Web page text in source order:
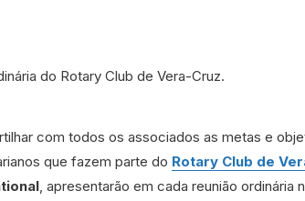
com todos os associados as metas e
que fazem parte do Rotary Club de
, apresentarão em cada reunião